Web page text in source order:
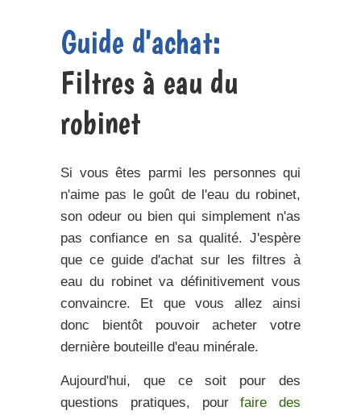
Guide d'achat:
Filtres à eau du
robinet
Si vous êtes parmi les personnes qui
n'aime pas le goût de l'eau du robinet,
son odeur ou bien qui simplement n'as
pas confiance en sa qualité. J'espère
que ce guide d'achat sur les filtres à
eau du robinetva définitivement vous
convaincre. Et que vous allez ainsi
donc bientôt pouvoir acheter votre
dernière bouteille d'eau minérale.
Aujourd'hui, que ce soit pour des
questions pratiques, pourfaire des